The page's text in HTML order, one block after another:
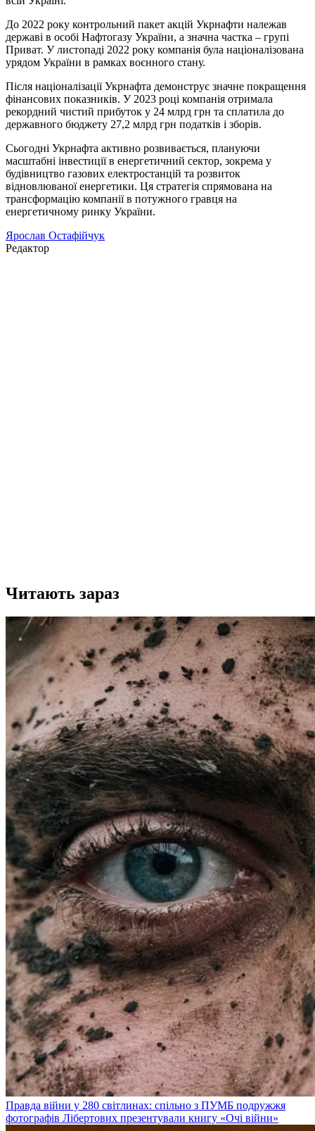
До 2022 року контрольний пакет акцій Укрнафти належав
державі в особі Нафтогазу України, а значна частка – групі
Приват. У листопаді 2022 року компанія була націоналізована
урядом України в рамках воєнного стану.
Після націоналізації Укрнафта демонструє значне покращення
фінансових показників. У 2023 році компанія отримала
рекордний чистий прибуток у 24 млрд грн та сплатила до
державного бюджету 27,2 млрд грн податків і зборів.
Сьогодні Укрнафта активно розвивається, плануючи
масштабні інвестиції в енергетичний сектор, зокрема у
будівництво газових електростанцій та розвиток
відновлюваної енергетики. Ця стратегія спрямована на
трансформацію компанії в потужного гравця на
енергетичному ринку України.
Ярослав Остафійчук
Редактор
Читають зараз
Правда війни у 280 світлинах: спільно з ПУМБ подружжя
фотографів Лібертових презентували книгу «Очі війни»